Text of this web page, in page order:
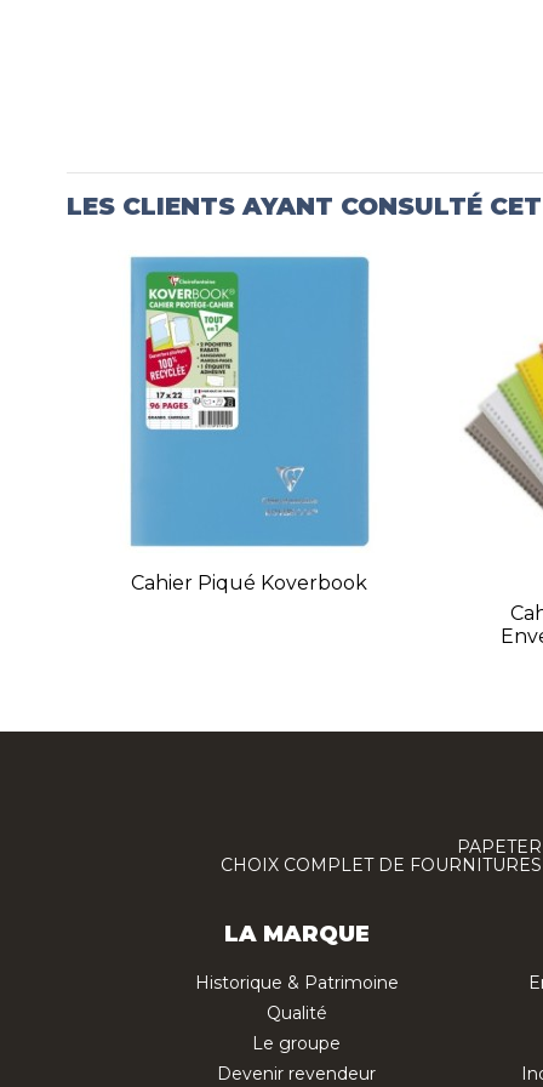
LES CLIENTS AYANT CONSULTÉ
Cahier Piqué Koverbook
CHOIX COMPLET DE
LA MARQUE
Historique & Patrimoine
Qualité
Le groupe
Devenir revendeur